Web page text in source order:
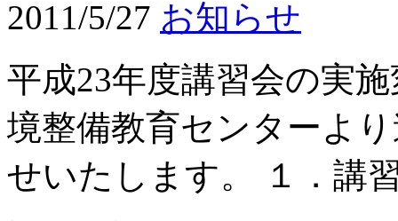
2011/5/27 お知らせ
平成23年度講習会の実
境整備教育センターよ
せいたします。 １．講